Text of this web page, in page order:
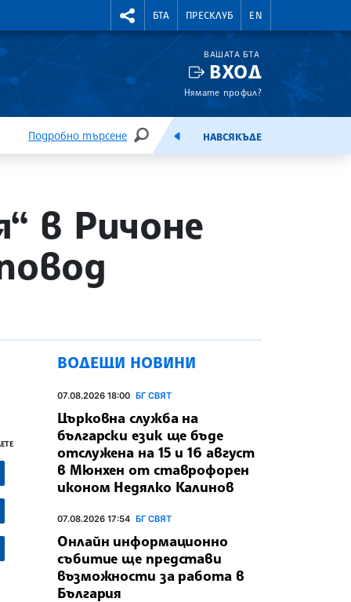
КУРСОВЕ RIGHTMENU.SOCIAL
БТА ПРЕСКЛУБ EN
ВАШАТА БТА
ВХОД
Нямате профил?
Подробно търсене
ТЪРСЕНЕЕМИСИЯНАВСЯКЪДЕ
в Ричоне
ВОДЕЩИ НОВИНИ
07.08.2026 18:00 БГ СВЯТ
Църковна служба на
български език ще бъде
отслужена на 15 и 16 август
в Мюнхен от ставрофорен
иконом Недялко Калинов
07.08.2026 17:54 БГ СВЯТ
Онлайн информационно
събитие ще представи
възможности за работа в
България